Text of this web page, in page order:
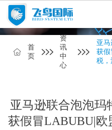
首
页
资
讯
中
心
亚
获假
税，
亚马逊联合泡泡玛
获假冒LABUBU|